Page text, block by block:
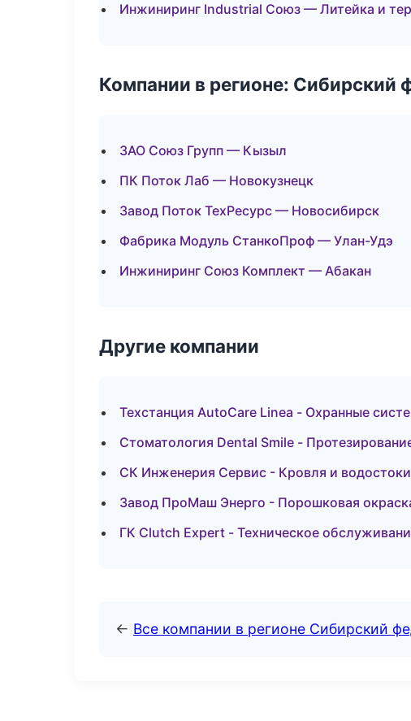
Инжиниринг Industrial Союз — Литейка и
Компании в регионе: Сибирский
ЗАО Союз Групп — Кызыл
ПК Поток Лаб — Новокузнецк
Завод Поток ТехРесурс — Новосибирск
Фабрика Модуль СтанкоПроф — Улан-Удэ
Инжиниринг Союз Комплект — Абакан
Другие компании
Техстанция AutoCare Linea - Охранные
Стоматология Dental Smile -
СК Инженерия Сервис - Кровля и
Завод ПроМаш Энерго - Порошковая
ГК Clutch Expert - Техническое
← Все компании в регионе Сибирский